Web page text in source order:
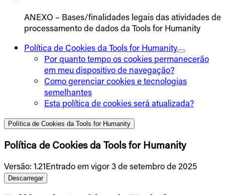
ANEXO – Bases/finalidades legais das atividades de
processamento de dados da Tools for Humanity
Política de Cookies da Tools for Humanity
Por quanto tempo os cookies permanecerão
em meu dispositivo de navegação?
Como gerenciar cookies e tecnologias
semelhantes
Esta política de cookies será atualizada?
Política de Cookies da Tools for Humanity
Política de Cookies da Tools for Humanity
Versão: 1.21Entrado em vigor 3 de setembro de 2025
Descarregar